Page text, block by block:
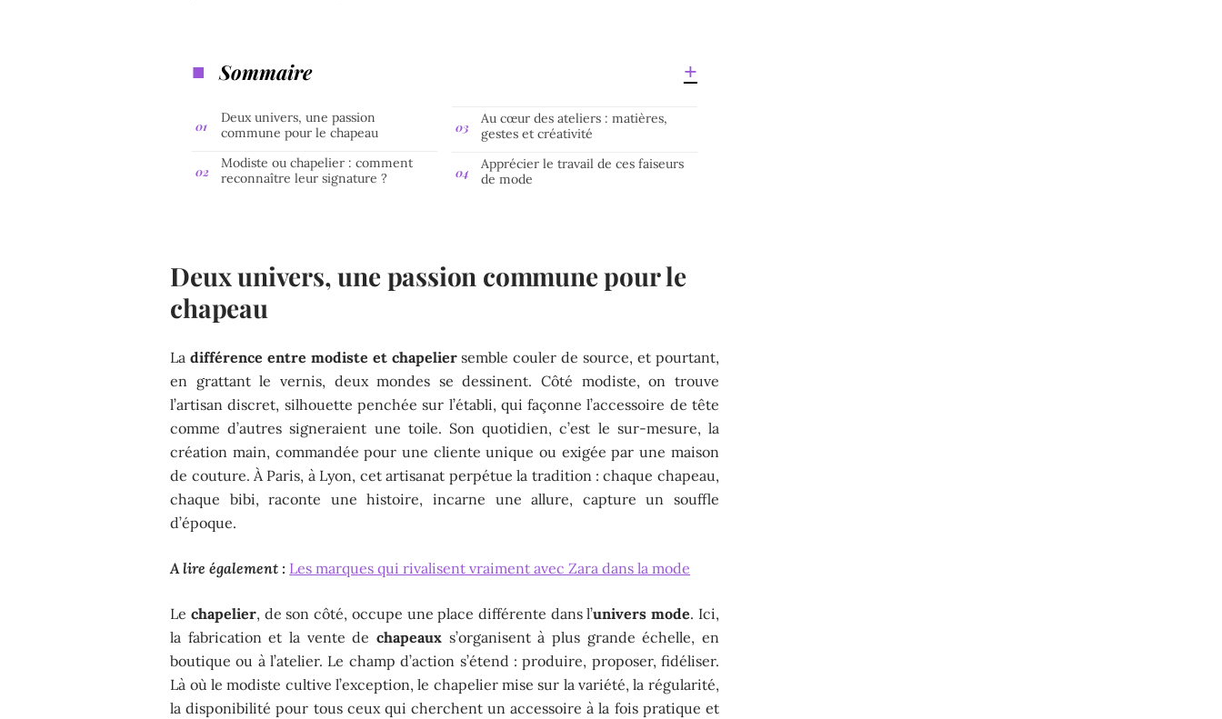
Sommaire
Deux univers, une passion
commune pour le chapeau
Modiste ou chapelier : comment
reconnaître leur signature ?
Au cœur des ateliers : matières,
gestes et créativité
Apprécier le travail de ces faiseurs
de mode
Deux univers, une passion commune pour le
chapeau
Ladifférence entre modiste et chapeliersemble couler de source, et pourtant,
en grattant le vernis, deux mondes se dessinent. Côté modiste, on trouve
l’artisan discret, silhouette penchée sur l’établi, qui façonne l’accessoire de tête
comme d’autres signeraient une toile. Son quotidien, c’est le sur-mesure, la
création main, commandée pour une cliente unique ou exigée par une maison
de couture. À Paris, à Lyon, cet artisanat perpétue la tradition : chaque chapeau,
chaque bibi, raconte une histoire, incarne une allure, capture un souffle
d’époque.
A lire également : Les marques qui rivalisent vraiment avec Zara dans la mode
Le chapelier, de son côté, occupe une place différente dans l’univers mode. Ici,
la fabrication et la vente de chapeaux s’organisent à plus grande échelle, en
boutique ou à l’atelier. Le champ d’action s’étend : produire, proposer, fidéliser.
Là où le modiste cultive l’exception, le chapelier mise sur la variété, la régularité,
la disponibilité pour tous ceux qui cherchent un accessoire à la fois pratique et